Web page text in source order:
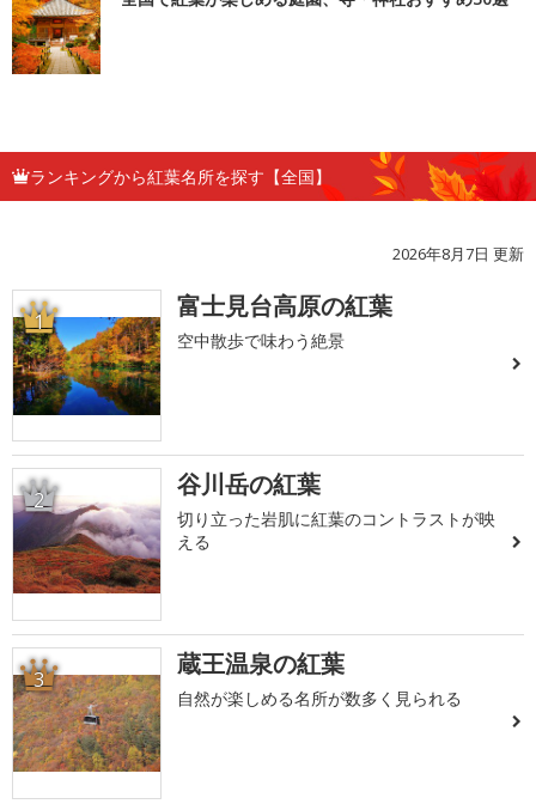
ランキングから紅葉名所を探す【全国】
2026年8月7日 更新
1 富士見台高原の紅葉
空中散歩で味わう絶景
2 谷川岳の紅葉
切り立った岩肌に紅葉のコントラストが映
える
3 蔵王温泉の紅葉
自然が楽しめる名所が数多く見られる